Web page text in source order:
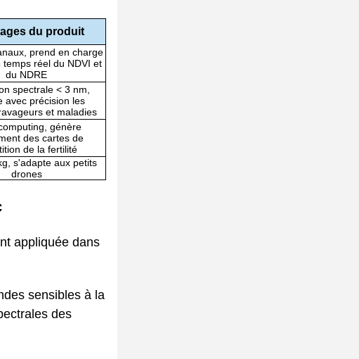
du produit
prend en charge
temps réel du NDVI et
du NDRE
spectrale < 3 nm,
avec précision les
et maladies
génère
des cartes de
de la fertilité
s'adapte aux petits
drones
appliquée dans
sensibles à la
des